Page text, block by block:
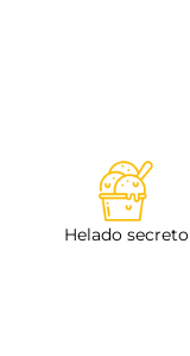
Helado secreto